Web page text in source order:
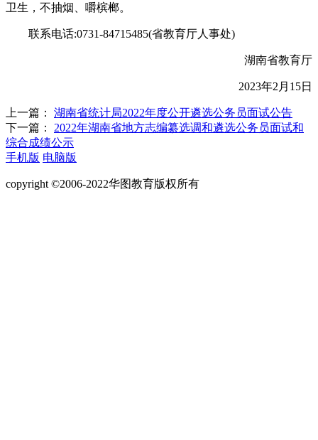
卫生，不抽烟、嚼槟榔。
联系电话:0731-84715485(省教育厅人事处)
湖南省教育厅
2023年2月15日
上一篇：
湖南省统计局2022年度公开遴选公务员面试公告
下一篇：
2022年湖南省地方志编纂选调和遴选公务员面试和
综合成绩公示
手机版 电脑版
copyright ©2006-2022华图教育版权所有